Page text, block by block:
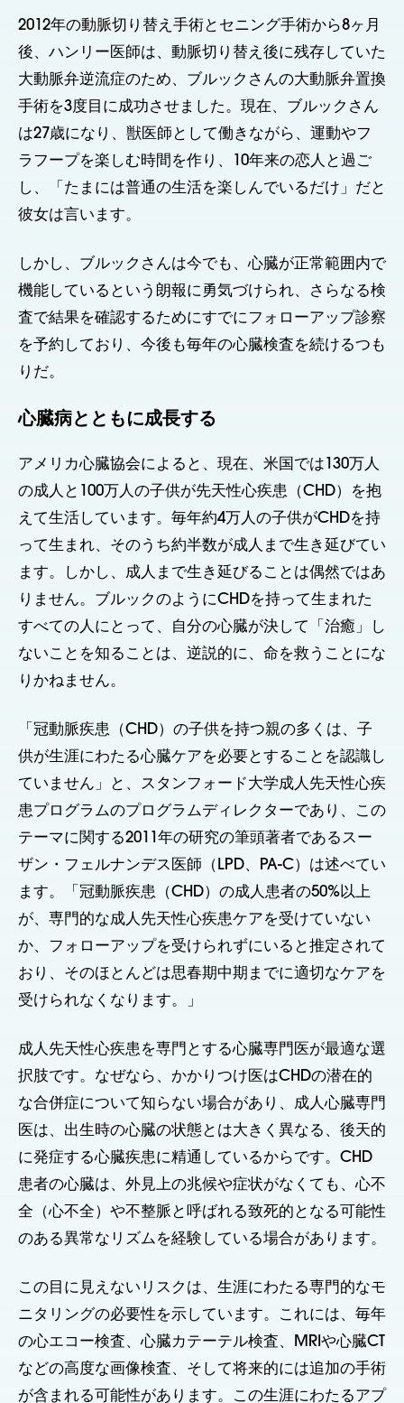
2012年の動脈切り替え手術とセニング手術から8ヶ月
後、ハンリー医師は、動脈切り替え後に残存していた
大動脈弁逆流症のため、ブルックさんの大動脈弁置換
手術を3度目に成功させました。現在、ブルックさん
は27歳になり、獣医師として働きながら、運動やフ
ラフープを楽しむ時間を作り、10年来の恋人と過ご
し、「たまには普通の生活を楽しんでいるだけ」だと
彼女は言います。
しかし、ブルックさんは今でも、心臓が正常範囲内で
機能しているという朗報に勇気づけられ、さらなる検
査で結果を確認するためにすでにフォローアップ診察
を予約しており、今後も毎年の心臓検査を続けるつも
りだ。
心臓病とともに成長する
アメリカ心臓協会によると、現在、米国では130万人
の成人と100万人の子供が先天性心疾患（CHD）を抱
えて生活しています。毎年約4万人の子供がCHDを持
って生まれ、そのうち約半数が成人まで生き延びてい
ます。しかし、成人まで生き延びることは偶然ではあ
りません。ブルックのようにCHDを持って生まれた
すべての人にとって、自分の心臓が決して「治癒」し
ないことを知ることは、逆説的に、命を救うことにな
りかねません。
「冠動脈疾患（CHD）の子供を持つ親の多くは、子
供が生涯にわたる心臓ケアを必要とすることを認識し
ていません」と、スタンフォード大学成人先天性心疾
患プログラムのプログラムディレクターであり、この
テーマに関する2011年の研究の筆頭著者であるスー
ザン・フェルナンデス医師（LPD、PA-C）は述べてい
ます。「冠動脈疾患（CHD）の成人患者の50%以上
が、専門的な成人先天性心疾患ケアを受けていない
か、フォローアップを受けられずにいると推定されて
おり、そのほとんどは思春期中期までに適切なケアを
受けられなくなります。」
成人先天性心疾患を専門とする心臓専門医が最適な選
択肢です。なぜなら、かかりつけ医はCHDの潜在的
な合併症について知らない場合があり、成人心臓専門
医は、出生時の心臓の状態とは大きく異なる、後天的
に発症する心臓疾患に精通しているからです。CHD
患者の心臓は、外見上の兆候や症状がなくても、心不
全（心不全）や不整脈と呼ばれる致死的となる可能性
のある異常なリズムを経験している場合があります。
この目に見えないリスクは、生涯にわたる専門的なモ
ニタリングの必要性を示しています。これには、毎年
の心エコー検査、心臓カテーテル検査、MRIや心臓CT
などの高度な画像検査、そして将来的には追加の手術
が含まれる可能性があります。この生涯にわたるアプ